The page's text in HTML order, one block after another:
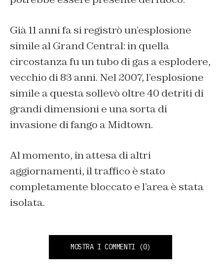
Già 11 anni fa si registrò un’esplosione
simile al Grand Central: in quella
circostanza fu un tubo di gas a esplodere,
vecchio di 83 anni. Nel 2007, l’esplosione
simile a questa sollevò oltre 40 detriti di
grandi dimensioni e una sorta di
invasione di fango a Midtown.
Al momento, in attesa di altri
aggiornamenti, il traffico è stato
completamente bloccato e l’area è stata
isolata.
MOSTRA I COMMENTI (0)